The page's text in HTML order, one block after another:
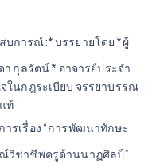
บการณ์:* บรรยายโดย *ผู้
กุลรัตน์ * อาจารย์ประจำ
ในกฎระเบียบ จรรยาบรรณ
ท้
รเรื่อง “การพัฒนาทักษะ
วิชาชีพครูด้านนาฏศิลป์”